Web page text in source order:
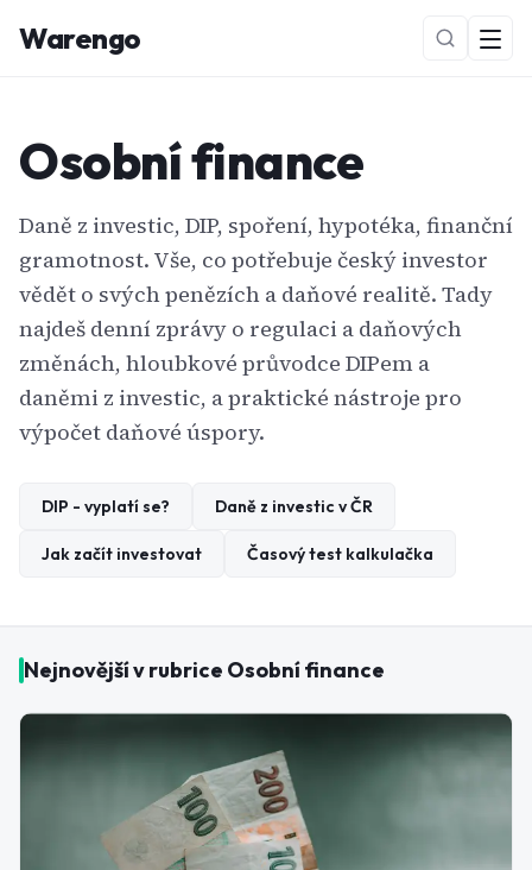
Warengo
NOVÉ
Osobní finance
Daně z investic, DIP, spoření, hypotéka, finanční
gramotnost. Vše, co potřebuje český investor
vědět o svých penězích a daňové realitě. Tady
najdeš denní zprávy o regulaci a daňových
změnách, hloubkové průvodce DIPem a
daněmi z investic, a praktické nástroje pro
výpočet daňové úspory.
DIP - vyplatí se? Daně z investic v ČR
Jak začít investovat Časový test kalkulačka
Nejnovější v rubrice Osobní finance